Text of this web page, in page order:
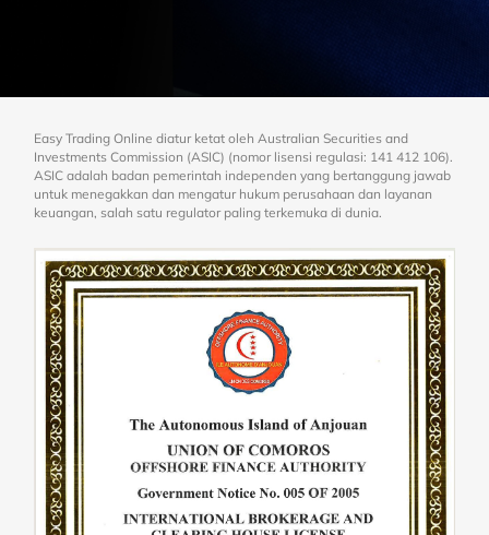
Easy Trading Online diatur ketat oleh Australian Securities and
Investments Commission (ASIC) (nomor lisensi regulasi: 141 412 106).
ASIC adalah badan pemerintah independen yang bertanggung jawab
untuk menegakkan dan mengatur hukum perusahaan dan layanan
keuangan, salah satu regulator paling terkemuka di dunia.